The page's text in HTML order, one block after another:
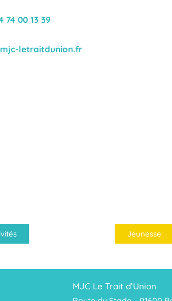
74 00 13 39
letraitdunion.fr
Jeunesse
MJC Le Trait d’Union